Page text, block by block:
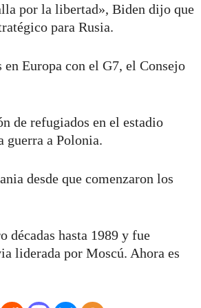
por la libertad», Biden dijo que
para Rusia.
Europa con el G7, el Consejo
de refugiados en el estadio
guerra a Polonia.
desde que comenzaron los
décadas hasta 1989 y fue
liderada por Moscú. Ahora es